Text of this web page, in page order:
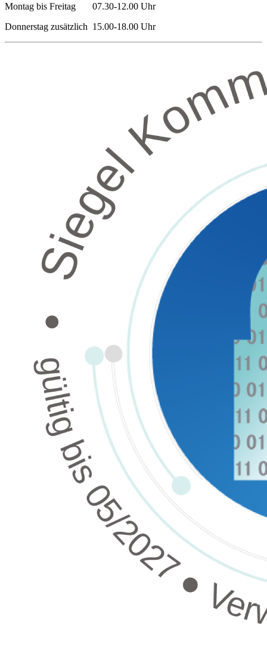
Montag bis Freitag 07.30-12.00 Uhr
Donnerstag zusätzlich 15.00-18.00 Uhr